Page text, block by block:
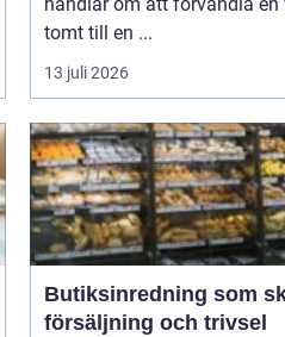
tomt till en ...
13 juli 2026
Butiksinredning som
försäljning och trivsel